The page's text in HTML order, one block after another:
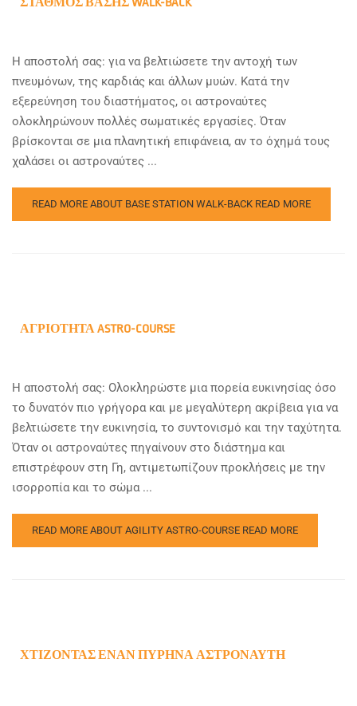
Η αποστολή σας: για να βελτιώσετε την αντοχή των
πνευμόνων, της καρδιάς και άλλων μυών. Κατά την
εξερεύνηση του διαστήματος, οι αστροναύτες
ολοκληρώνουν πολλές σωματικές εργασίες. Όταν
βρίσκονται σε μια πλανητική επιφάνεια, αν το όχημά τους
χαλάσει οι αστροναύτες ...
READ MORE ABOUT BASE STATION WALK-BACK READ MORE
ΑΓΡΙΌΤΗΤΑ ASTRO-COURSE
Η αποστολή σας: Ολοκληρώστε μια πορεία ευκινησίας όσο
το δυνατόν πιο γρήγορα και με μεγαλύτερη ακρίβεια για να
βελτιώσετε την ευκινησία, το συντονισμό και την ταχύτητα.
Όταν οι αστροναύτες πηγαίνουν στο διάστημα και
επιστρέφουν στη Γη, αντιμετωπίζουν προκλήσεις με την
ισορροπία και το σώμα ...
READ MORE ABOUT AGILITY ASTRO-COURSE READ MORE
ΧΤΊΖΟΝΤΑΣ ΈΝΑΝ ΠΥΡΉΝΑ ΑΣΤΡΟΝΑΎΤΗ